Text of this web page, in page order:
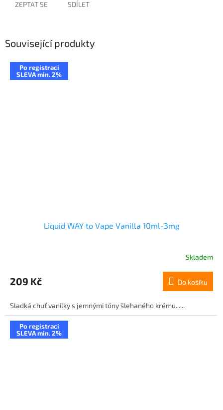
ZEPTAT SE SDÍLET
Související produkty
Po registraci
SLEVA min. 2%
Liquid WAY to Vape Vanilla 10ml-3mg
Skladem
209 Kč Do košíku
Sladká chuť vanilky s jemnými tóny šlehaného krému......
Po registraci
SLEVA min. 2%